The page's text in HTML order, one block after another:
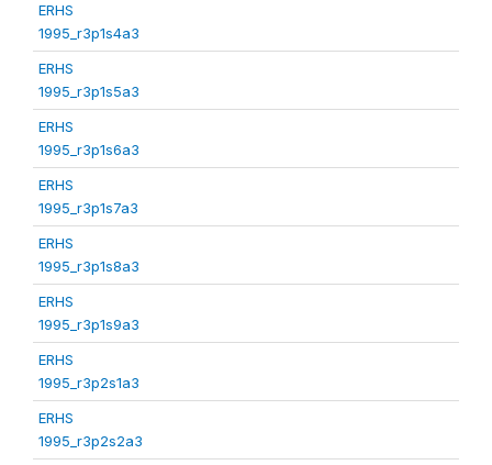
ERHS
1995_r3p1s4a3
ERHS
1995_r3p1s5a3
ERHS
1995_r3p1s6a3
ERHS
1995_r3p1s7a3
ERHS
1995_r3p1s8a3
ERHS
1995_r3p1s9a3
ERHS
1995_r3p2s1a3
ERHS
1995_r3p2s2a3